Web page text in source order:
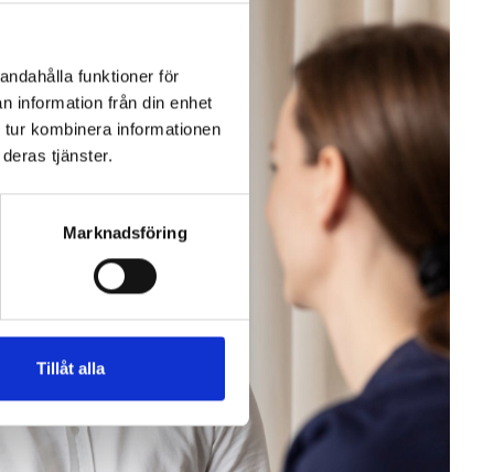
funktioner för
information från din enhet
kombinera informationen
tjänster.
Marknadsföring
Tillåt alla